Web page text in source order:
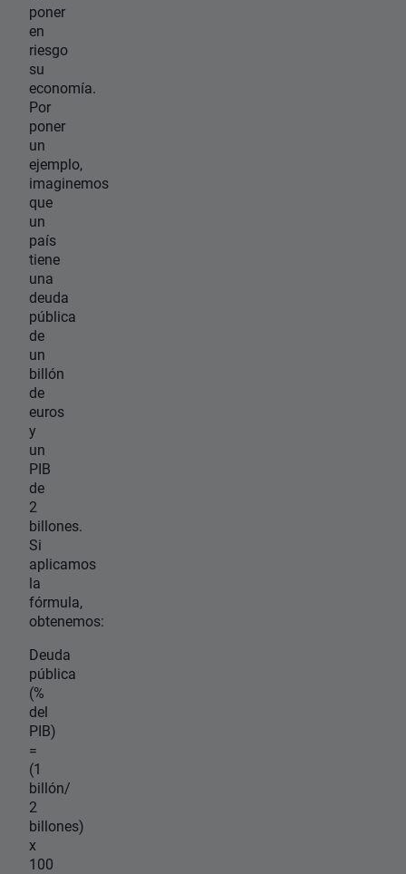
poner
en
riesgo
su
economía.
Por
poner
un
ejemplo,
imaginemos
que
un
país
tiene
una
deuda
pública
de
un
billón
de
euros
y
un
PIB
de
2
billones.
Si
aplicamos
la
fórmula,
obtenemos:
Deuda
pública
(%
del
PIB)
=
(1
billón/
2
billones)
x
100